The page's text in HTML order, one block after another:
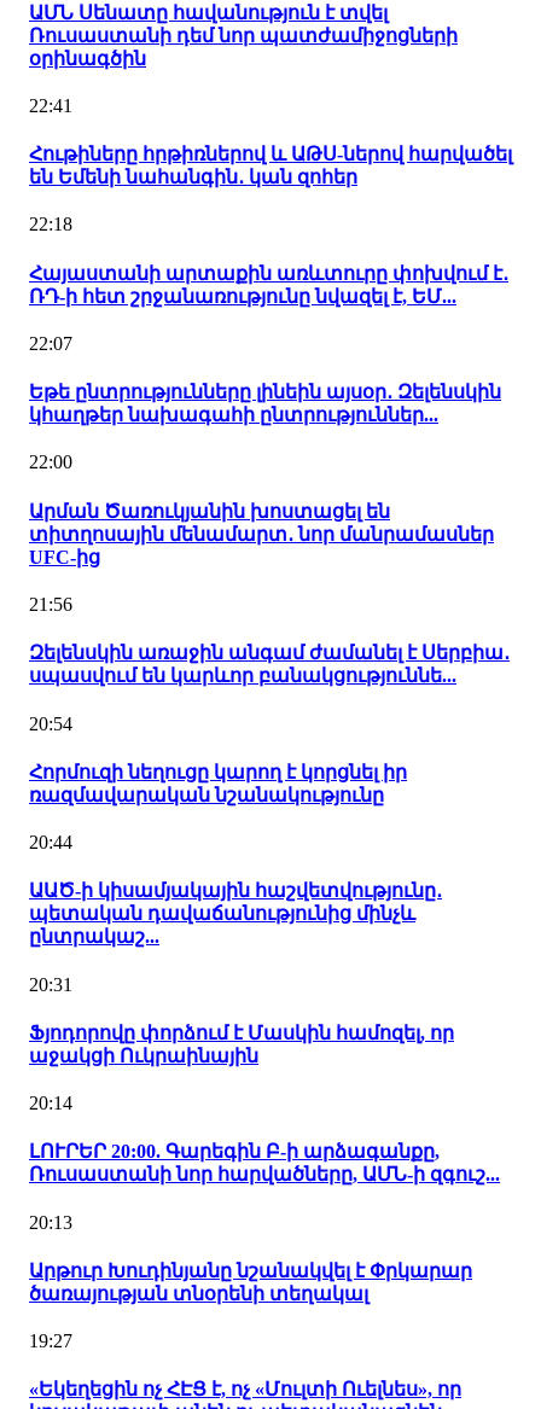
ԱՄՆ Սենատը հավանություն է տվել
Ռուսաստանի դեմ նոր պատժամիջոցների
օրինագծին
22:41
Հութիները հրթիռներով և ԱԹՍ-ներով հարվածել
են Եմենի նահանգին․ կան զոհեր
22:18
Հայաստանի արտաքին առևտուրը փոխվում է․
ՌԴ-ի հետ շրջանառությունը նվազել է, ԵՄ...
22:07
Եթե ընտրությունները լինեին այսօր․ Զելենսկին
կհաղթեր նախագահի ընտրություններ...
22:00
Արման Ծառուկյանին խոստացել են
տիտղոսային մենամարտ․ նոր մանրամասներ
UFC-ից
21:56
Զելենսկին առաջին անգամ ժամանել է Սերբիա․
սպասվում են կարևոր բանակցություննե...
20:54
Հորմուզի նեղուցը կարող է կորցնել իր
ռազմավարական նշանակությունը
20:44
ԱԱԾ-ի կիսամյակային հաշվետվությունը․
պետական դավաճանությունից մինչև
ընտրակաշ...
20:31
Ֆյոդորովը փորձում է Մասկին համոզել, որ
աջակցի Ուկրաինային
20:14
ԼՈՒՐԵՐ 20:00. Գարեգին Բ-ի արձագանքը,
Ռուսաստանի նոր հարվածները, ԱՄՆ-ի զգուշ...
20:13
Արթուր Խուդինյանը նշանակվել է Փրկարար
ծառայության տնօրենի տեղակալ
19:27
«Եկեղեցին ոչ ՀԷՑ է, ոչ «Մուլտի Ուելնես», որ